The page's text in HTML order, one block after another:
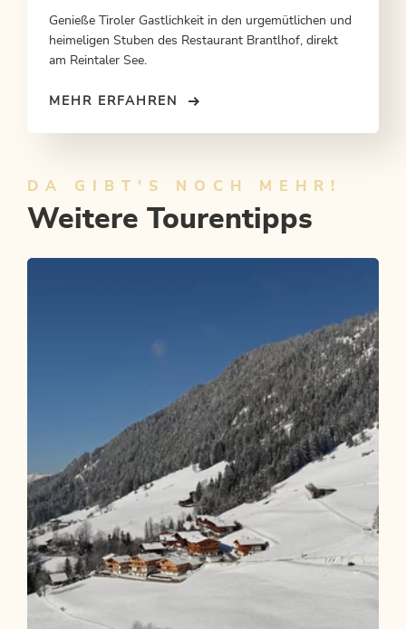
Genieße Tiroler Gastlichkeit in den urgemütlichen und
heimeligen Stuben des Restaurant Brantlhof, direkt
am Reintaler See.
MEHR ERFAHREN
DA GIBT'S NOCH MEHR!
Weitere Tourentipps